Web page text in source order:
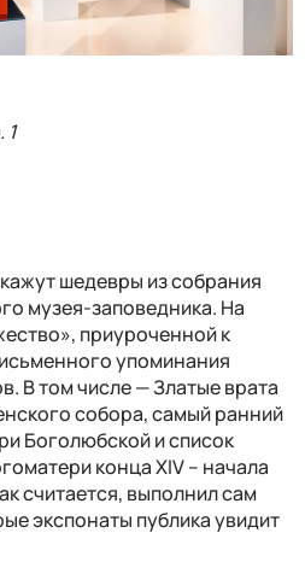
1
шедевры из собрания
музея-заповедника. На
приуроченной к
упоминания
В том числе — Златые врата
собора, самый ранний
Боголюбской и список
конца XIV – начала
считается, выполнил сам
экспонаты публика увидит